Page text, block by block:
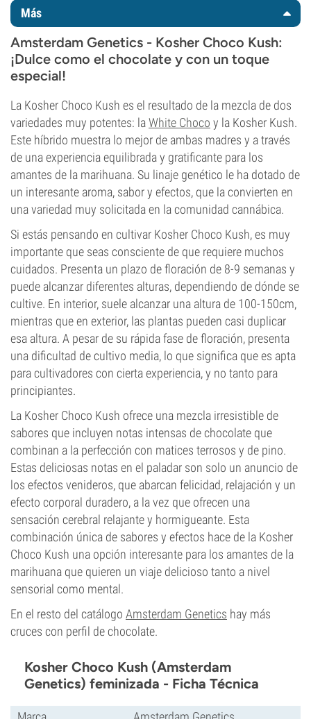
Más
Amsterdam Genetics - Kosher Choco Kush:
¡Dulce como el chocolate y con un toque
especial!
La Kosher Choco Kush es el resultado de la mezcla de dos
variedades muy potentes: laWhite Choco y la Kosher Kush.
Este híbrido muestra lo mejor de ambas madres y a través
de una experiencia equilibrada y gratificante para los
amantes de la marihuana. Su linaje genético le ha dotado de
un interesante aroma, sabor y efectos, que la convierten en
una variedad muy solicitada en la comunidad cannábica.
Si estás pensando en cultivar Kosher Choco Kush, es muy
importante que seas consciente de que requiere muchos
cuidados. Presenta un plazo de floración de 8-9 semanas y
puede alcanzar diferentes alturas, dependiendo de dónde se
cultive. En interior, suele alcanzar una altura de 100-150cm,
mientras que en exterior, las plantas pueden casi duplicar
esa altura. A pesar de su rápida fase de floración, presenta
una dificultad de cultivo media, lo que significa que es apta
para cultivadores con cierta experiencia, y no tanto para
principiantes.
La Kosher Choco Kush ofrece una mezcla irresistible de
sabores que incluyen notas intensas de chocolate que
combinan a la perfección con matices terrosos y de pino.
Estas deliciosas notas en el paladar son solo un anuncio de
los efectos venideros, que abarcan felicidad, relajación y un
efecto corporal duradero, a la vez que ofrecen una
sensación cerebral relajante y hormigueante. Esta
combinación única de sabores y efectos hace de la Kosher
Choco Kush una opción interesante para los amantes de la
marihuana que quieren un viaje delicioso tanto a nivel
sensorial como mental.
En el resto del catálogo Amsterdam Genetics hay más
cruces con perfil de chocolate.
Kosher Choco Kush (Amsterdam
Genetics) feminizada - Ficha Técnica